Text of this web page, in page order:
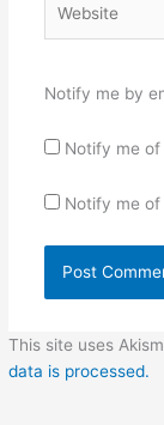
Notify me by
Notify me
Notify me of
This site uses
data is processed.